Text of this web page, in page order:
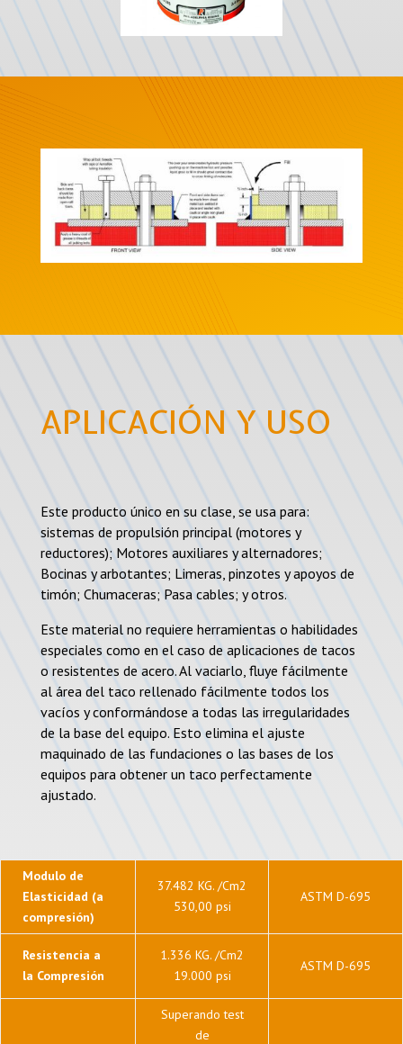
APLICACIÓN Y USO
Este producto único en su clase, se usa para:
sistemas de propulsión principal (motores y
reductores); Motores auxiliares y alternadores;
Bocinas y arbotantes; Limeras, pinzotes y apoyos de
timón; Chumaceras; Pasa cables; y otros.
Este material no requiere herramientas o habilidades
especiales como en el caso de aplicaciones de tacos
o resistentes de acero. Al vaciarlo, fluye fácilmente
al área del taco rellenado fácilmente todos los
vacíos y conformándose a todas las irregularidades
de la base del equipo. Esto elimina el ajuste
maquinado de las fundaciones o las bases de los
equipos para obtener un taco perfectamente
ajustado.
Modulo de
Elasticidad (a
compresión)
37.482 KG. /Cm2
530,00 psi
ASTM D-695
Resistencia a
la Compresión
1.336 KG. /Cm2
19.000 psi
ASTM D-695
Superando test
de